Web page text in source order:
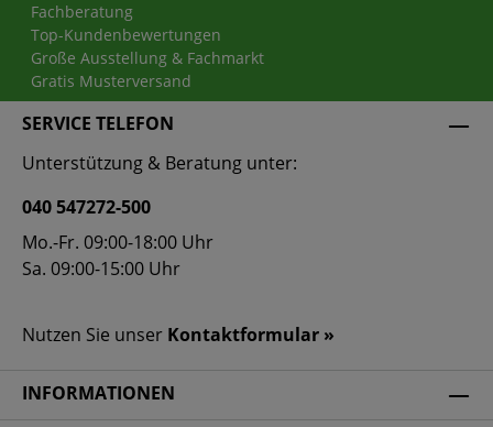
Fachberatung
Top-Kundenbewertungen
Große Ausstellung & Fachmarkt
Gratis Musterversand
SERVICE TELEFON
Unterstützung & Beratung unter:
040 547272-500
Mo.-Fr. 09:00-18:00 Uhr
Sa. 09:00-15:00 Uhr
Nutzen Sie unser Kontaktformular »
INFORMATIONEN